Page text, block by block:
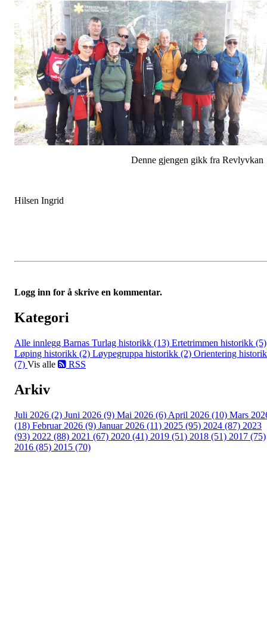
Denne gjengen gikk fra Revlyvkan
Hilsen Ingrid
Logg inn for å skrive en kommentar.
Kategori
Alle innlegg Barnas Turlag historikk (13) Ertetrimmen historikk (5)
Løping historikk (2) Løypegruppa historikk (2) Orientering
(7) Vis alle RSS
Arkiv
Juli 2026 (2) Juni 2026 (9) Mai 2026 (6) April 2026 (10) Mars
(18) Februar 2026 (9) Januar 2026 (11) 2025 (95) 2024 (87) 2023
(93) 2022 (88) 2021 (67) 2020 (41) 2019 (51) 2018 (51) 2017 (75)
2016 (85) 2015 (70)